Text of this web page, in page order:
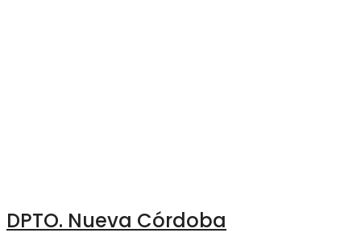
DPTO. Nueva Córdoba